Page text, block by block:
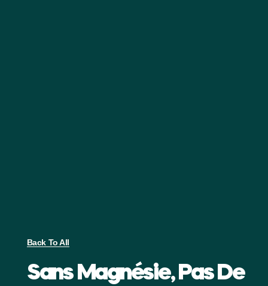
Back To All
Sans Magnésie, Pas De